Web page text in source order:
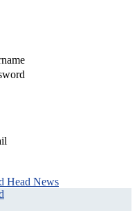
Head News